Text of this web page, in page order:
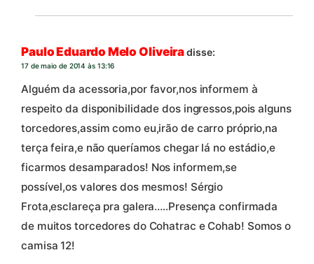
Paulo Eduardo Melo Oliveiradisse:
17 de maio de 2014 às 13:16
Alguém da acessoria,por favor,nos informem à
respeito da disponibilidade dos ingressos,pois alguns
torcedores,assim como eu,irão de carro próprio,na
terça feira,e não queríamos chegar lá no estádio,e
ficarmos desamparados! Nos informem,se
possível,os valores dos mesmos! Sérgio
Frota,esclareça pra galera…..Presença confirmada
de muitos torcedores do Cohatrac e Cohab! Somos o
camisa 12!